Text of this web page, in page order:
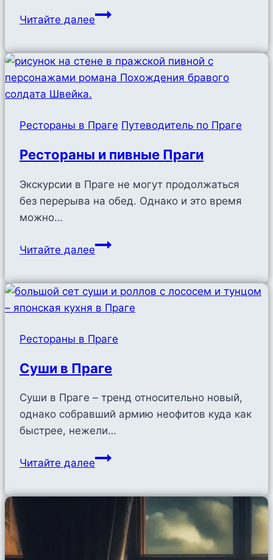
Читайте далееПивоварни
Рестораны в Праге Путеводитель по Праге
Рестораны и пивные Праги
Экскурсии в Праге не могут продолжаться
без перерыва на обед. Однако и это время
можно…
Читайте далееРестораны
пивные
Праги
Рестораны в Праге
Суши в Праге
Суши в Праге – тренд относительно новый,
однако собравший армию неофитов куда как
быстрее, нежели…
Читайте далееСуши
Праге